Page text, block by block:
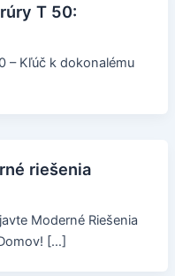
T 50:
– Kľúč k dokonalému
riešenia
Moderné Riešenia
[…]